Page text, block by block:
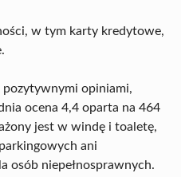
w tym karty kredytowe,
pozytywnymi opiniami,
ocena 4,4 oparta na 464
jest w windę i toaletę,
ani
osób niepełnosprawnych.